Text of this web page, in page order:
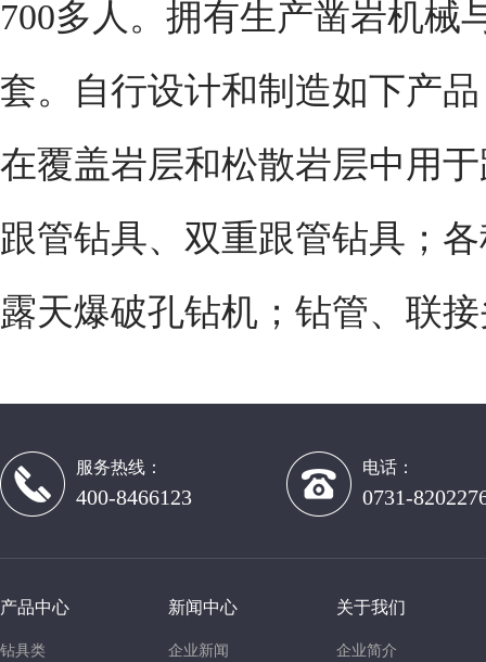
700多人。拥有生产凿岩机械
套。自行设计和制造如下产
在覆盖岩层和松散岩层中用
跟管钻具、双重跟管钻具；
露天爆破孔钻机；钻管、联
服务热线：
400-8466123
电话：
0731-
产品中心
钻具类
新闻中心
企业新闻
关于我们
企业简介